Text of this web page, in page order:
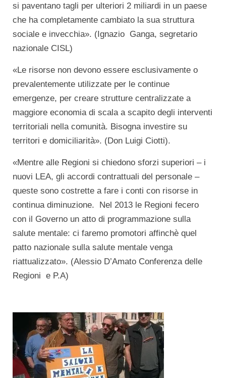
si paventano tagli per ulteriori 2 miliardi in un paese
che ha completamente cambiato la sua struttura
sociale e invecchia». (Ignazio Ganga, segretario
nazionale CISL)
«Le risorse non devono essere esclusivamente o
prevalentemente utilizzate per le continue
emergenze, per creare strutture centralizzate a
maggiore economia di scala a scapito degli interventi
territoriali nella comunità. Bisogna investire su
territori e domiciliarità». (Don Luigi Ciotti).
«Mentre alle Regioni si chiedono sforzi superiori – i
nuovi LEA, gli accordi contrattuali del personale –
queste sono costrette a fare i conti con risorse in
continua diminuzione. Nel 2013 le Regioni fecero
con il Governo un atto di programmazione sulla
salute mentale: ci faremo promotori affinchè quel
patto nazionale sulla salute mentale venga
riattualizzato». (Alessio D’Amato Conferenza delle
Regioni e P.A)